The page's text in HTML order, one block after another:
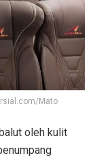
Mato
oleh kulit